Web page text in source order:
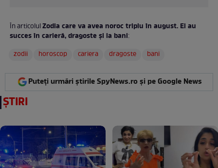
În articolulZodia care va avea noroc triplu în august. Ei au
succes în carieră, dragoste și la bani:
zodii
horoscop cariera dragoste bani
Puteți urmări știrile SpyNews.ro și pe Google News
ȘTIRI